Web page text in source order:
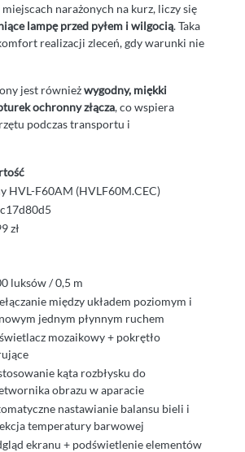
narażonych na kurz, liczy się
lampę przed pyłem i wilgocią. Taka
realizacji zleceń, gdy warunki nie
jest równieżwygodny, miękki
ochronny złącza, co wspiera
podczas transportu i
HVL-F60AM (HVLF60M.CEC)
zł
luksów / 0,5 m
między układem poziomym i
jednym płynnym ruchem
mozaikowy + pokrętło
kąta rozbłysku do
obrazu w aparacie
nastawianie balansu bieli i
temperatury barwowej
ekranu + podświetlenie elementów